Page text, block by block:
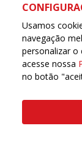
Usamos
navegação
personalizar o
acesse nossa
no botão